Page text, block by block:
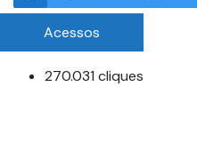
Acessos
270.031 cliques